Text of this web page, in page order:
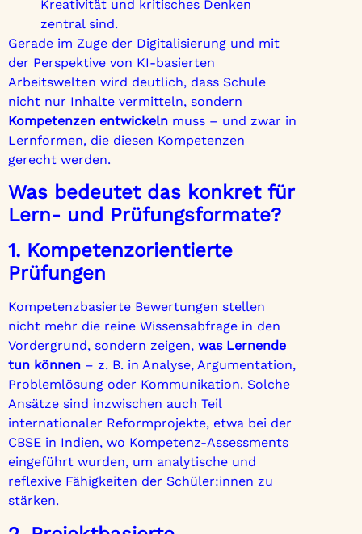
Kreativität und kritisches Denken
zentral sind.
Gerade im Zuge der Digitalisierung und mit
der Perspektive von KI-basierten
Arbeitswelten wird deutlich, dass Schule
nicht nur Inhalte vermitteln, sondern
Kompetenzen entwickeln muss – und zwar in
Lernformen, die diesen Kompetenzen
gerecht werden.
Was bedeutet das konkret für
Lern- und Prüfungsformate?
1. Kompetenzorientierte
Prüfungen
Kompetenzbasierte Bewertungen stellen
nicht mehr die reine Wissensabfrage in den
Vordergrund, sondern zeigen, was Lernende
tun können – z. B. in Analyse, Argumentation,
Problemlösung oder Kommunikation. Solche
Ansätze sind inzwischen auch Teil
internationaler Reformprojekte, etwa bei der
CBSE in Indien, wo Kompetenz-Assessments
eingeführt wurden, um analytische und
reflexive Fähigkeiten der Schüler:innen zu
stärken.